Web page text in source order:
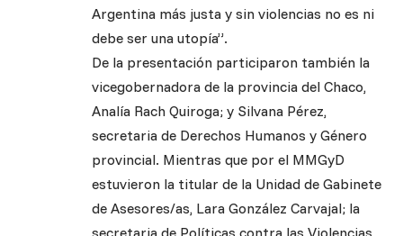
Argentina más justa y sin violencias no es ni
debe ser una utopía”.
De la presentación participaron también la
vicegobernadora de la provincia del Chaco,
Analía Rach Quiroga; y Silvana Pérez,
secretaria de Derechos Humanos y Género
provincial. Mientras que por el MMGyD
estuvieron la titular de la Unidad de Gabinete
de Asesores/as, Lara González Carvajal; la